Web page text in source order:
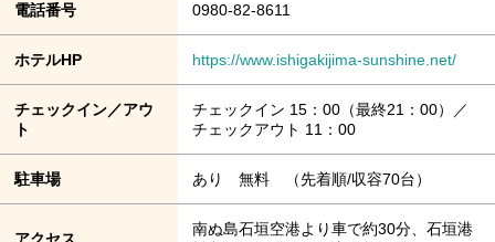
電話番号 0980-82-8611
ホテルHP https://www.ishigakijima-sunshine.net/
チェックイン／アウ
ト
チェックイン 15：00（最終21：00）／
チェックアウト 11：00
駐車場 あり 無料 （先着順/収容70台）
南ぬ島石垣空港より車で約30分、石垣港